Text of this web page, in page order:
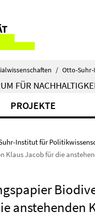
/ Otto-
FÜR
PROJEKTE
Institut für
Klaus Jacob für die